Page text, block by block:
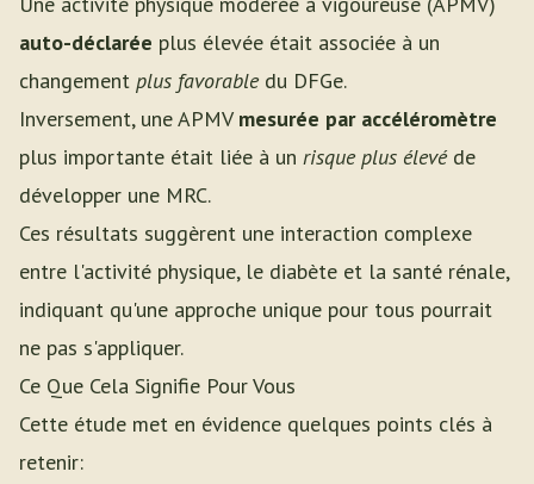
auto-déclarée plus élevée était associée à un
changement plus favorable du DFGe.
Inversement, une APMV mesurée par accéléromètre
plus importante était liée à un risque plus élevé de
développer une MRC.
Ces résultats suggèrent une interaction complexe
entre l'activité physique, le diabète et la santé rénale,
indiquant qu'une approche unique pour tous pourrait
ne pas s'appliquer.
Ce Que Cela Signifie Pour Vous
Cette étude met en évidence quelques points clés à
retenir: